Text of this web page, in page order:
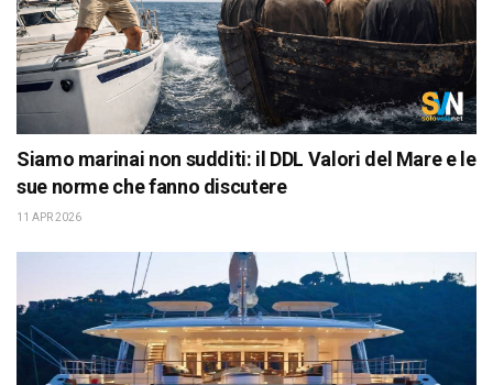
Siamo marinai non sudditi: il DDL Valori del Mare e le
sue norme che fanno discutere
11 APR 2026